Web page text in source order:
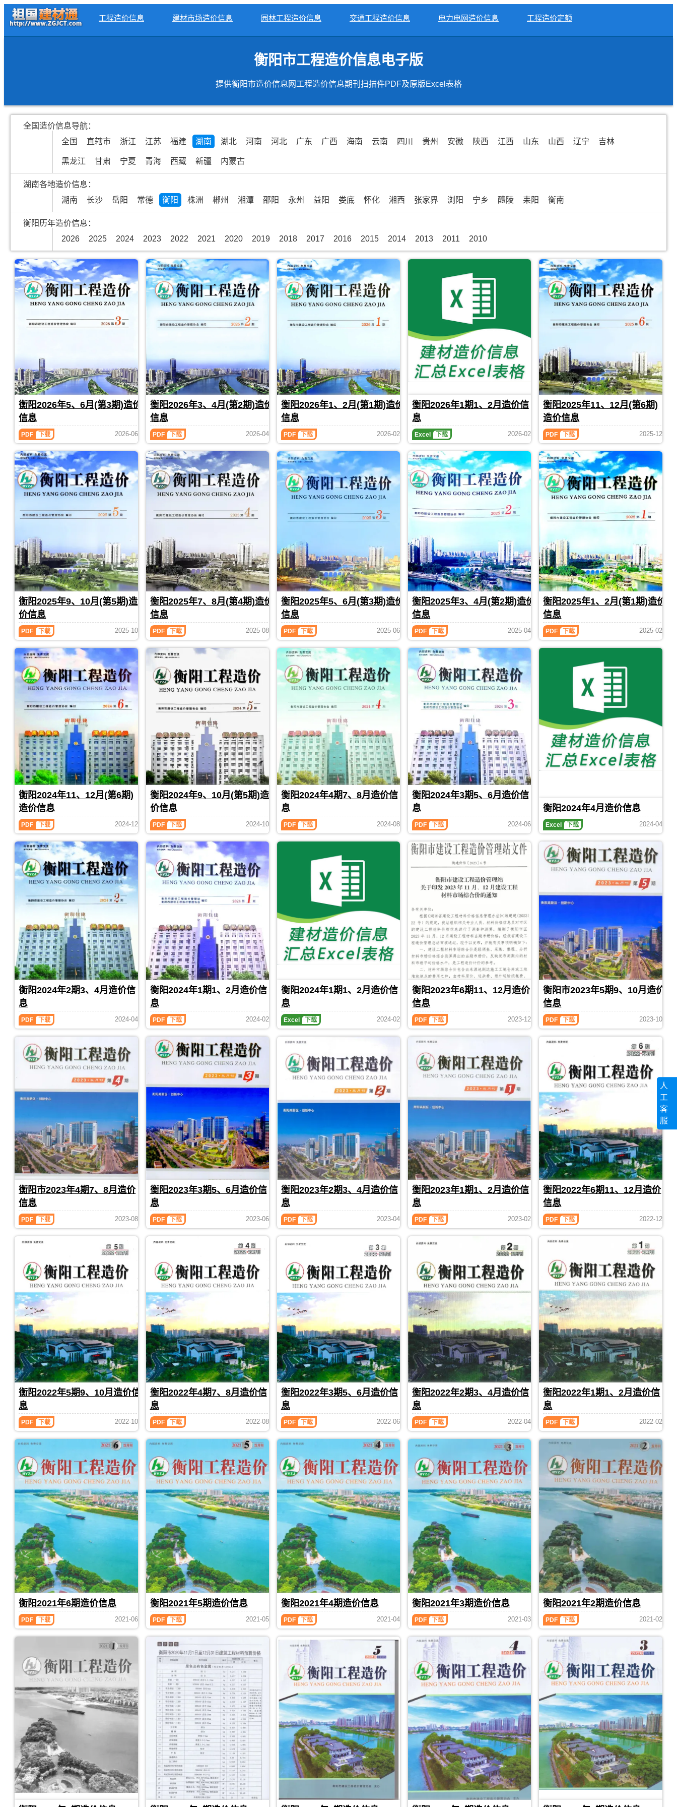
工程造价信息 建材市场造价信息 园林工程造价信息 交通工程造价信息 电力电网造价信息 工程造价定额
衡阳市工程造价信息电子版
提供衡阳市造价信息网工程造价信息期刊扫描件PDF及原版Excel表格
衡阳2026年5、6月(第3期)造价
信息
衡
阳
2026
年
5、
6
月
(第
造
价
(衡
阳
工
程
造
价)，
衡
阳
市
建
设
工
程
造
信
息
清
件
PDF，
属
于
衡
阳
市
工
程
材
料
定
参
考，
用
于
衡
价
款
确
定
与
调
整
PDF 下载 2026-06
衡阳2026年3、4月(第2期)造价
信息
衡
阳
2026
年
3、
4
月
(第
造
价
(衡
阳
工
程
造
价)，
衡
阳
市
建
设
工
程
造
信
息
件
PDF，
属
于
衡
阳
市
工
程
合
同
材
核
价，
用
过
程
成
本
管
控
PDF 下载 2026-04
衡阳2026年1、2月(第1期)造价
信息
衡
阳
2026
年
1、
2
月
(第
(衡
阳
工
程
造
价)，
衡
阳
市
建
设
工
程
造
信
息
件
PDF，
属
于
衡
阳
市
工
程
结
算
参
标
报
制
PDF 下载 2026-02
衡阳2026年1期1、2月造价信
息
衡
阳
2026
年
1
期
1、
2
月
价
信
期
刊，
衡
阳
市
建
设
工
程
造
价
信
息
网
原
Excel，
标
控
制
价
编
制，
属
于
衡
阳
市
程
结
Excel 下载 2026-02
衡阳2025年11、12月(第6期)
造价信息
衡
阳
2025
年
11、
12
月
(第
造
价
（衡
阳
工
程
造
价）
期
刊，
由
衡
阳
市
建
用
阳
工
程
成
本
管
控，
于
衡
阳
价
格
考
信
息，
衡
阳
市
造
价
信
息
期
刊
PDF
PDF 下载 2025-12
衡阳2025年9、10月(第5期)造
价信息
衡
阳
2025
9、
10
月
(第
期)
造
息
（衡
阳
工
程
造
价）
期
刊，
由
衡
阳
建
设
造
价
信
于
衡
阳
工
程
全
程
成
本
管
控，
属
衡
阳
建
材
价
指
导，
衡
阳
市
造
价
信
息
期
刊
PDF
PDF 下载 2025-10
衡阳2025年7、8月(第4期)造价
信息
衡
阳
2025
年
7、
月
(第
息
（衡
阳
工
程
造
价）
期
刊，
由
衡
阳
建
造
价
于
衡
阳
工
程
材
价
格
纠
纷
调
解，
于
工
程
汇
编，
衡
阳
市
造
价
信
息
期
刊
PDF
PDF 下载 2025-08
衡阳2025年5、6月(第3期)造价
信息
衡
阳
2025
年
5、
月
(第
息
（衡
阳
工
程
造
价）
期
刊，
由
衡
阳
布，
用
阳
工
概
算
编
制，
属
于
衡
市
工
指
导
阳
市
造
价
信
息
期
刊
PDF
PDF 下载 2025-06
衡阳2025年3、4月(第2期)造价
信息
衡
阳
2025
年
4
月
（衡
阳
工
程
造
价）
期
刊，
由
衡
阳
建
设
布，
用
于
衡
工
程
施
图
预
算
编
制，
属
于
阳
市
料
参
考，
衡
阳
市
造
价
信
息
期
刊
PDF
PDF 下载 2025-04
衡阳2025年1、2月(第1期)造价
信息
衡
阳
2025
信
（衡
阳
工
程
刊，
由
衡
阳
建
设
造
网
发
于
衡
阳
工
程
竣
结
算
编
制，
属
于
衡
工
程
价
管
理
手
册，
衡
阳
市
造
价
信
息
期
刊
PDF
PDF 下载 2025-02
衡阳2024年11、12月(第6期)
造价信息
衡
阳
2024
年
11、
12
月
(第
息
（衡
阳
工
程
造
价）
期
刊，
由
衡
阳
市
设
造
网
发
衡
阳
工
程
全
过
程
成
本
管
控，
属
于
衡
工
价
管
手
册，
衡
阳
市
造
价
信
息
期
刊
PDF
PDF 下载 2024-12
衡阳2024年9、10月(第5期)造
价信息
衡
阳
2024
年
10
（衡
阳
工
程
造
价）
期
刊，
由
衡
阳
市
设
网
于
衡
阳
工
程
投
成
本
分
析，
属
于
衡
阳
材
汇
编，
阳
市
造
价
信
息
期
刊
PDF
PDF 下载 2024-10
衡阳2024年4期7、8月造价信
息
衡
阳
2024
息
（衡
程
造
刊，
由
衡
阳
市
建
信
布，
用
阳
工
程
投
资
估
算
编
制，
属
于
衡
阳
市
材
导
价，
阳
市
造
价
信
息
期
刊
PDF
PDF 下载 2024-08
衡阳2024年3期5、6月造价信
息
衡
阳
2024
年
3
5、
信
（衡
阳
工
程
造
价）
期
刊，
由
衡
阳
市
建
设
价
信
布，
用
阳
工
程
竣
工
结
算
编
制，
属
于
衡
阳
市
价
考
信
息，
衡
阳
造
价
信
息
期
刊
PDF
PDF 下载 2024-06
衡阳2024年4月造价信息
衡
阳
2024
年
4
月
息
期
阳
市
建
设
工
程
造
价
信
息
网
原
Excel，
衡
阳
程
投
资
成
本
分
析，
属
于
衡
阳
市
工
程
材
料
定
价
Excel 下载 2024-04
衡阳2024年2期3、4月造价信
息
衡
阳
2024
期
造
价
（衡
阳
工
程
造
价）
期
由
衡
阳
市
建
设
造
息
网
布，
用
于
衡
阳
工
程
材
料
价
格
纠
纷
调
解，
属
于
衡
市
工
程
筑
招
参
考
文
件，
衡
阳
市
造
价
信
息
期
刊
PDF
PDF 下载 2024-04
衡阳2024年1期1、2月造价信
息
衡
阳
2024
造
价
（衡
阳
工
程
造
价）
由
衡
阳
市
建
设
造
息
网
布，
用
于
衡
阳
工
程
竣
工
结
算
编
制，
属
于
衡
阳
市
程
造
价
理
手
阳
市
造
价
信
息
期
刊
PDF
PDF 下载 2024-02
衡阳2024年1期1、2月造价信
息
衡
阳
2024
年
1、
信
息
衡
阳
市
建
设
程
造
价
信
息
网
原
用
于
阳
工
程
合
同
价
款
确
定
与
调
整，
属
于
衡
阳
市
工
造
价
管
手
册
Excel 下载 2024-02
衡阳2023年6期11、12月造价
信息
衡
阳
2023
年
期
11、
价
信
阳
工
程
造
价）
期
由
衡
阳
市
建
设
造
息
网
布，
用
于
衡
阳
程
施
工
图
预
算
编
制，
属
于
衡
阳
市
程
价
参
市
造
价
信
息
期
刊
PDF
PDF 下载 2023-12
衡阳市2023年5期9、10月造价
信息
衡
阳
2023
9、
10
造
价
息
（衡
阳
工
程
造
价）
刊，
由
衡
阳
市
建
设
信
发
布，
于
衡
阳
工
程
合
同
价
款
确
定
与
调
整，
属
阳
市
材
价
阳
市
造
价
信
息
期
刊
PDF
PDF 下载 2023-10
衡阳市2023年4期7、8月造价
信息
衡
阳
2023
7、
造
价
息
（衡
阳
工
程
造
价）
期
刊，
由
衡
阳
市
建
设
价
信
息
发
布，
阳
工
程
招
标
控
制
价
编
制，
属
于
工
程
料
指
市
造
价
信
息
期
刊
PDF 下载 2023-08
衡阳2023年3期5、6月造价信
息
衡
阳
2023
年
5、
价
信
息
（衡
阳
工
程
造
价）
期
刊，
由
衡
阳
市
建
设
造
信
息
网
布，
用
工
程
投
资
成
本
分
析，
属
于
衡
阳
件，
PDF 下载 2023-06
衡阳2023年2期3、4月造价信
息
衡
阳
2023
3、
价
信
（衡
阳
工
程
造
价）
期
刊，
由
衡
阳
市
建
设
造
信
息
网
布，
用
工
程
全
过
程
成
本
管
控，
属
于
衡
考
价，
阳
造
期
PDF 下载 2023-04
衡阳2023年1期1、2月造价信
息
衡
阳
2023
1、
价
信
息
（衡
阳
程
造
价）
期
刊，
由
衡
阳
市
建
设
信
息
网
布，
用
衡
工
程
全
过
程
成
本
管
控，
属
于
衡
阳
程
材
编，
衡
阳
市
造
PDF 下载 2023-02
衡阳2022年6期11、12月造价
信息
衡
阳
2022
年
11、
12
造
价
信
息
（衡
阳
工
程
造
价）
期
刊，
由
衡
阳
市
建
设
造
信
息
布，
衡
工
程
投
资
估
算
编
制，
属
于
衡
阳
市
造
价
手
册，
衡
阳
市
价
PDF 下载 2022-12
衡阳2022年5期9、10月造价信
息
衡
阳
2022
年
期
9、
10
造
价
（衡
阳
工
程
造
价）
期
刊，
由
衡
阳
市
建
设
信
息
发
布，
工
程
招
标
控
制
价
PDF 下载 2022-10
衡阳2022年4期7、8月造价信
息
衡
阳
2022
年
期
7、
8
造
价
（衡
阳
工
程
造
价）
期
刊，
由
衡
阳
市
建
设
布，
析，
PDF 下载 2022-08
衡阳2022年3期5、6月造价信
息
衡
阳
2022
年
期
5、
6
造
价
（衡
阳
工
程
造
价）
期
刊，
由
衡
阳
市
建
设
布，
本
衡
阳
市
造
价
执
PDF 下载 2022-06
衡阳2022年2期3、4月造价信
息
衡
阳
2022
期
3、
4
造
工
程
造
价）
期
刊，
由
衡
阳
市
建
设
信
息
网
布，
用
于
衡
阳
程
价
编
PDF 下载 2022-04
衡阳2022年1期1、2月造价信
息
衡
阳
2022
年
期
1、
造
价
工
程
造
价）
期
刊，
由
衡
阳
市
建
设
信
息
网
布，
用
于
衡
阳
合
确
PDF 下载 2022-02
衡阳2021年6期造价信息
衡
阳
2021
造
价
息
（衡
价）
期
刊，
由
衡
阳
市
PDF 下载 2021-06
衡阳2021年5期造价信息
衡
阳
2021
（衡
价）
刊，
建
PDF 下载 2021-05
衡阳2021年4期造价信息
衡
阳
2021
（衡
阳
工
程
价）
衡
建
PDF 下载 2021-04
衡阳2021年3期造价信息
衡
阳
2021
年
造
价
（衡
阳
工
程
造
价）
刊，
市
建
PDF 下载 2021-03
衡阳2021年2期造价信息
衡
阳
2021
年
造
价
（衡
阳
工
程
造
价）
刊，
PDF 下载 2021-02
全国造价信息导航：
全国
直辖市 浙江 江苏 福建 湖南 湖北 河南 河北 广东 广西 海南 云南 四川 贵州 安徽 陕西 江西 山东 山西 辽宁 吉林
黑龙江 甘肃 宁夏 青海 西藏 新疆 内蒙古
湖南各地造价信息：
湖南
长沙 岳阳 常德 衡阳 株洲 郴州 湘潭 邵阳 永州 益阳 娄底 怀化 湘西 张家界 浏阳 宁乡 醴陵 耒阳 衡南
衡阳历年造价信息：
2026
2025 2024 2023 2022 2021 2020 2019 2018 2017 2016 2015 2014 2013 2011 2010
人
工
客
服